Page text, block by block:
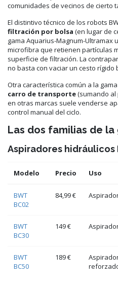
comunidades de vecinos de cierto
El distintivo técnico de los robots
filtración por bolsa (en lugar de
gama Aquarius-Magnum-Ultramax
microfibra que retienen partículas
superficie de filtración. La
no basta con vaciar un cesto rígido
Otra característica común a la
carro de transporte(sumando al
en otras marcas suele venderse
control manual del ciclo.
Las dos familias de la
Aspiradores hidráulicos
Modelo Precio Uso
BWT
BC02
84,99 €
BWT
BC30
149 €
BWT
BC50
189 €